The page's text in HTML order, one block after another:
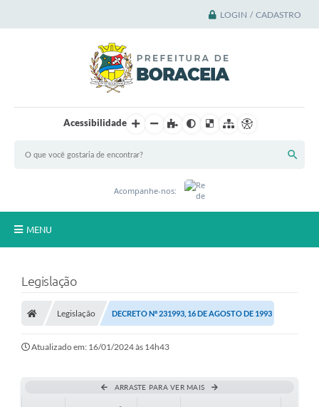
LOGIN / CADASTRO
Acessibilidade
Acompanhe-nos:
MENU
A Cidade
A Prefeitura
Notícias
Legislação
Legislação DECRETO Nº 231993, 16 DE AGOSTO DE 1993
Atualizado em: 16/01/2024 às 14h43
ARRASTE PARA VER MAIS